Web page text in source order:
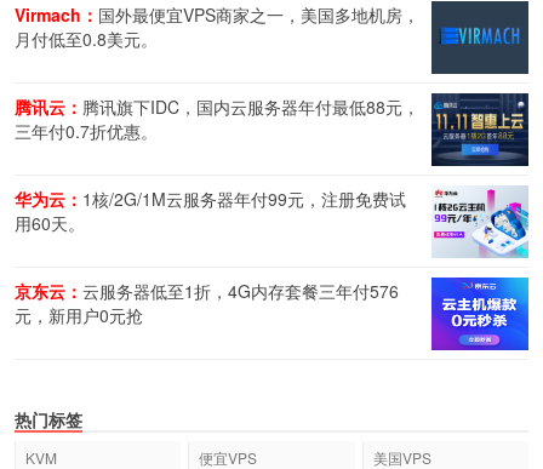
Virmach： 国外最便宜VPS商家之一，美国多地机房，
月付低至0.8美元。
腾讯云： 腾讯旗下IDC，国内云服务器年付最低88元，
三年付0.7折优惠。
华为云： 1核/2G/1M云服务器年付99元，注册免费试
用60天。
京东云： 云服务器低至1折，4G内存套餐三年付576
元，新用户0元抢
热门标签
KVM 便宜VPS
美国VPS